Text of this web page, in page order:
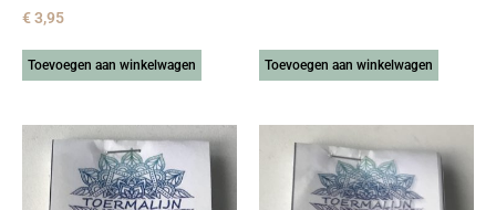
€3,95
Toevoegen aan winkelwagen Toevoegen aan winkelwagen